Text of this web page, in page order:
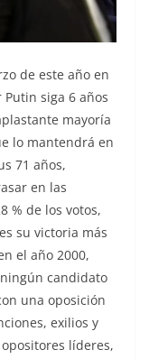
de este año en
siga 6 años
mayoría
lo mantendrá en
71 años,
en las
% de los votos,
su victoria más
el año 2000,
candidato
una oposición
exilios y
líderes,